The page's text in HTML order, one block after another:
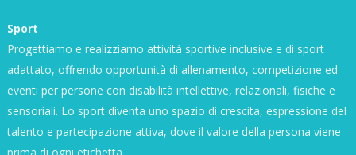
Sport
Progettiamo e realizziamo attività sportive inclusive e di sport
adattato, offrendo opportunità di allenamento, competizione ed
eventi per persone con disabilità intellettive, relazionali, fisiche e
sensoriali. Lo sport diventa uno spazio di crescita, espressione del
talento e partecipazione attiva, dove il valore della persona viene